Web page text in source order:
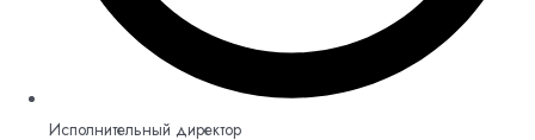
Исполнительный директор